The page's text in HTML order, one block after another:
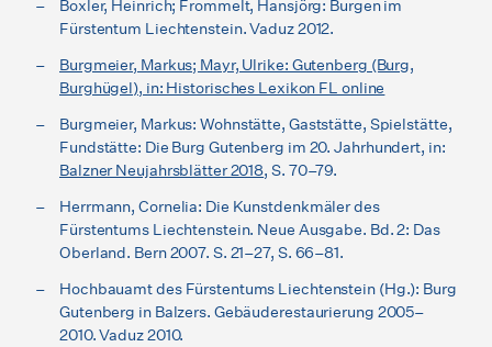
Boxler, Heinrich; Frommelt, Hansjörg: Burgen im
Fürstentum Liechtenstein. Vaduz 2012.
Burgmeier, Markus; Mayr, Ulrike: Gutenberg (Burg,
Burghügel), in: Historisches Lexikon FL online
Burgmeier, Markus: Wohnstätte, Gaststätte, Spielstätte,
Fundstätte: Die Burg Gutenberg im 20. Jahrhundert, in:
Balzner Neujahrsblätter 2018, S. 70–79.
Herrmann, Cornelia: Die Kunstdenkmäler des
Fürstentums Liechtenstein. Neue Ausgabe. Bd. 2: Das
Oberland. Bern 2007. S. 21–27, S. 66–81.
Hochbauamt des Fürstentums Liechtenstein (Hg.): Burg
Gutenberg in Balzers. Gebäuderestaurierung 2005–
2010. Vaduz 2010.